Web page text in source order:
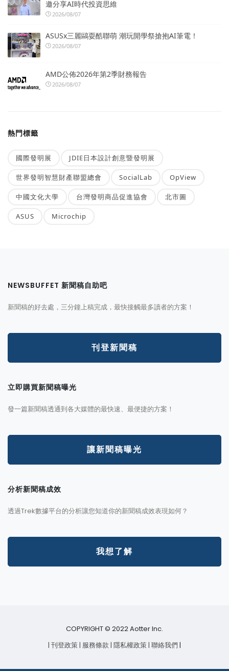
邀分享AI時代投資思維
2026/08/07
ASUSx三麗鷗耍酷聯萌 潮玩開學祭搶抱AI筆電！
2026/08/07
AMD公佈2026年第2季財務報告
2026/08/07
熱門標籤
國際發明展 JDIE日本設計創意暨發明展
世界發明智慧財產聯盟總會 SocialLab OpView
中國文化大學 台灣發明商品促進協會 北市圖
ASUS Microchip
NEWSBUFFET 新聞稿自助吧
新聞稿的好去處，三分鐘上稿完成，最快接觸最多讀者的方案！
刊登新聞稿
立即購買新聞稿曝光
發一篇新聞稿透通到各大媒體的最快速、最便捷的方案！
讓新聞稿曝光
分析新聞稿成效
透過Trek數據平台的分析讓您知道你的新聞稿成效表現如何？
我想了解
COPYRIGHT © 2022 Aotter Inc.
| 刊登政策| 服務條款| 隱私權政策| 聯絡我們 |